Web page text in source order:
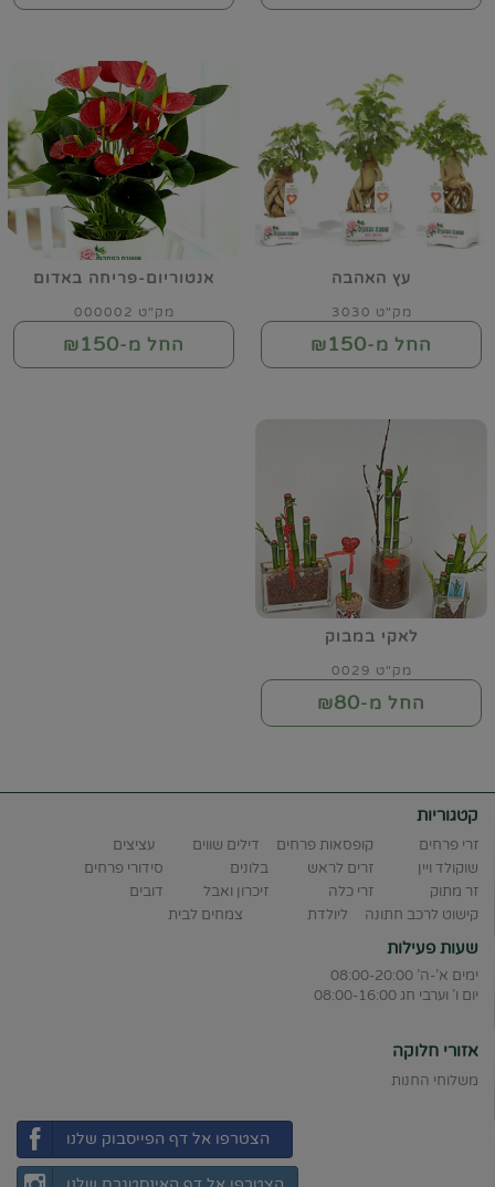
עץ האהבה
מק"ט 3030
החל מ-₪150
אנטוריום-פריחה באדום
מק"ט 000002
החל מ-₪150
לאקי במבוק
מק"ט 0029
החל מ-₪80
קטגוריות
זרי פרחים קופסאות פרחים דילים שווים
עציצים
שוקולד ויין
זרים לראש בלונים
סידורי פרחים
זר מתוק
זרי כלה זיכרון ואבל
דובים
קישוט לרכב חתונה
ליולדת צמחים לבית
שעות פעילות
ימים א'-ה' 08:00-20:00
יום ו' וערבי חג 08:00-16:00
אזורי חלוקה
משלוחי החנות
הצטרפו אל דף הפייסבוק שלנו